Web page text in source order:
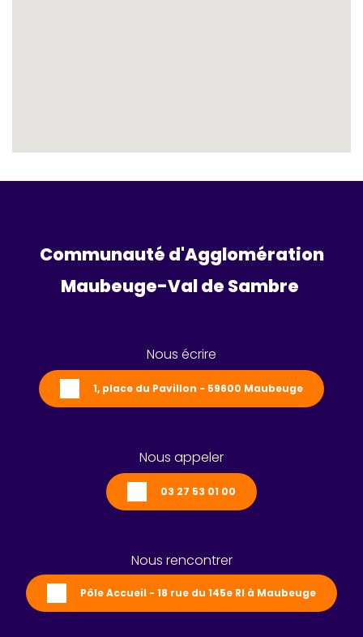
Communauté d'Agglomération
Maubeuge-Val de Sambre
Nous écrire
1, place du Pavillon - 59600 Maubeuge
Nous appeler
03 27 53 01 00
Nous rencontrer
Pôle Accueil - 18 rue du 145e RI à Maubeuge